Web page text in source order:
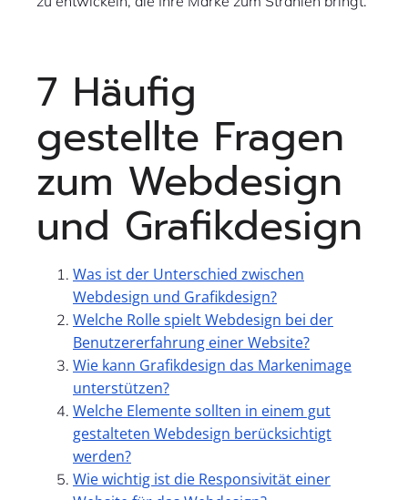
7 Häufig
gestellte Fragen
zum Webdesign
und Grafikdesign
Was ist der Unterschied zwischen
Webdesign und Grafikdesign?
Welche Rolle spielt Webdesign bei der
Benutzererfahrung einer Website?
Wie kann Grafikdesign das Markenimage
unterstützen?
Welche Elemente sollten in einem gut
gestalteten Webdesign berücksichtigt
werden?
Wie wichtig ist die Responsivität einer